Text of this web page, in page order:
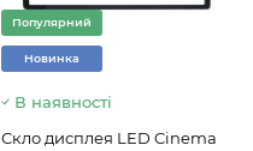
Популярний
Новинка
В наявності
Скло дисплея LED Cinema